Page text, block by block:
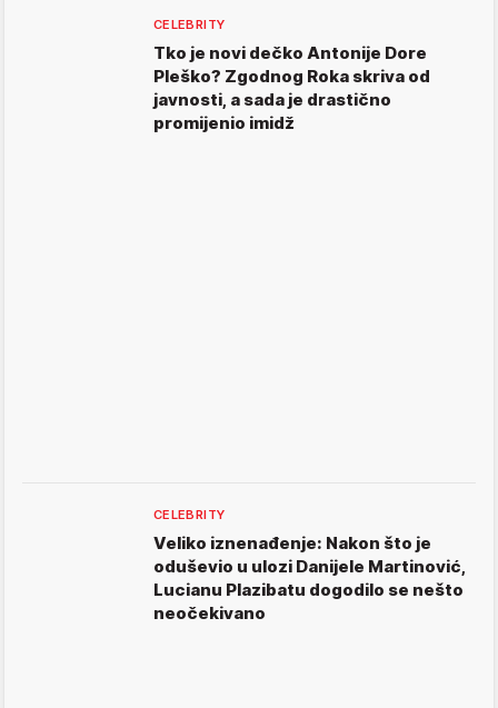
CELEBRITY
Tko je novi dečko Antonije Dore
Pleško? Zgodnog Roka skriva od
javnosti, a sada je drastično
promijenio imidž
CELEBRITY
Veliko iznenađenje: Nakon što je
oduševio u ulozi Danijele Martinović,
Lucianu Plazibatu dogodilo se nešto
neočekivano